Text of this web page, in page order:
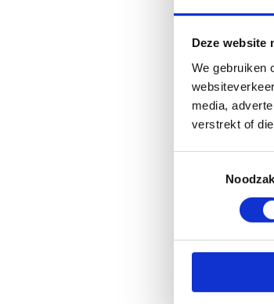
Deze website
We gebruiken
media,
verstrekt of
Hoe kan je
stappen.
haalbare start.
© Vlaams
Elke
en een lager
norm van
Senioren,
ook na één
door